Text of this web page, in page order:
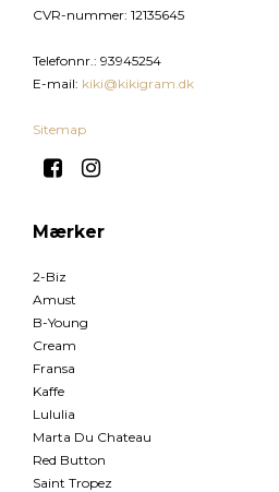
CVR-nummer: 12135645
Telefonnr.: 93945254
E-mail: kiki@kikigram.dk
Sitemap
Mærker
2-Biz
Amust
B-Young
Cream
Fransa
Kaffe
Lululia
Marta Du Chateau
Red Button
Saint Tropez